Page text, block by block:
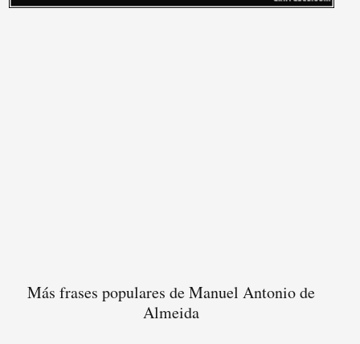
Más frases populares de Manuel Antonio de
Almeida